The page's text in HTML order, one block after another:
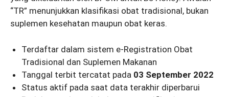
“TR” menunjukkan klasifikasi obat tradisional, bukan
suplemen kesehatan maupun obat keras.
Terdaftar dalam sistem e-Registration Obat
Tradisional dan Suplemen Makanan
Tanggal terbit tercatat pada 03 September 2022
Status aktif pada saat data terakhir diperbarui